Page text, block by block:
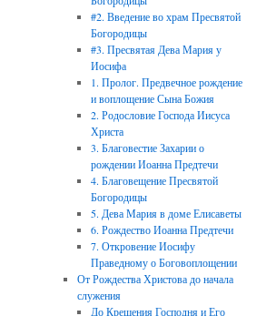
#2. Введение во храм Пресвятой
Богородицы
#3. Пресвятая Дева Мария у
Иосифа
1. Пролог. Предвечное рождение
и воплощение Сына Божия
2. Родословие Господа Иисуса
Христа
3. Благовестие Захарии о
рождении Иоанна Предтечи
4. Благовещение Пресвятой
Богородицы
5. Дева Мария в доме Елисаветы
6. Рождество Иоанна Предтечи
7. Откровение Иосифу
Праведному о Боговоплощении
От Рождества Христова до начала
служения
До Крещения Господня и Его